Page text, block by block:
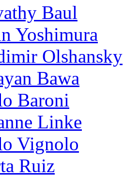
Baul
Yoshimura
Olshansky
Bawa
Baroni
Linke
Vignolo
Ruiz